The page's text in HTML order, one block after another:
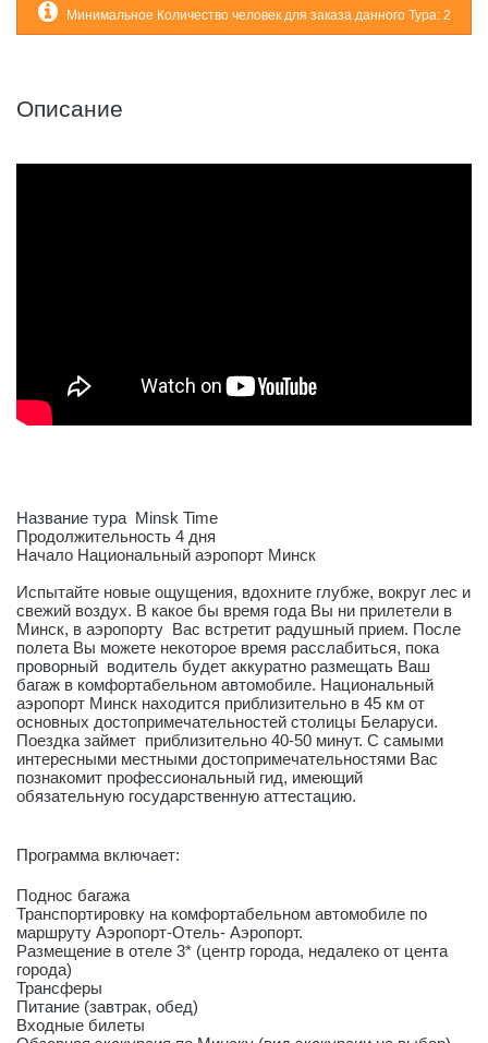
Минимальное Количество человек для заказа данного Тура: 2
Описание
Название тура Minsk Time
Продолжительность 4 дня
Начало Национальный аэропорт Минск
Испытайте новые ощущения, вдохните глубже, вокруг лес и
свежий воздух. В какое бы время года Вы ни прилетели в
Минск, в аэропорту Вас встретит радушный прием. После
полета Вы можете некоторое время расслабиться, пока
проворный водитель будет аккуратно размещать Ваш
багаж в комфортабельном автомобиле. Национальный
аэропорт Минск находится приблизительно в 45 км от
основных достопримечательностей столицы Беларуси.
Поездка займет приблизительно 40-50 минут. С самыми
интересными местными достопримечательностями Вас
познакомит профессиональный гид, имеющий
обязательную государственную аттестацию.
Программа включает:
Поднос багажа
Транспортировку на комфортабельном автомобиле по
маршруту Аэропорт-Отель- Аэропорт.
Размещение в отеле 3* (центр города, недалеко от цента
города)
Трансферы
Питание (завтрак, обед)
Входные билеты